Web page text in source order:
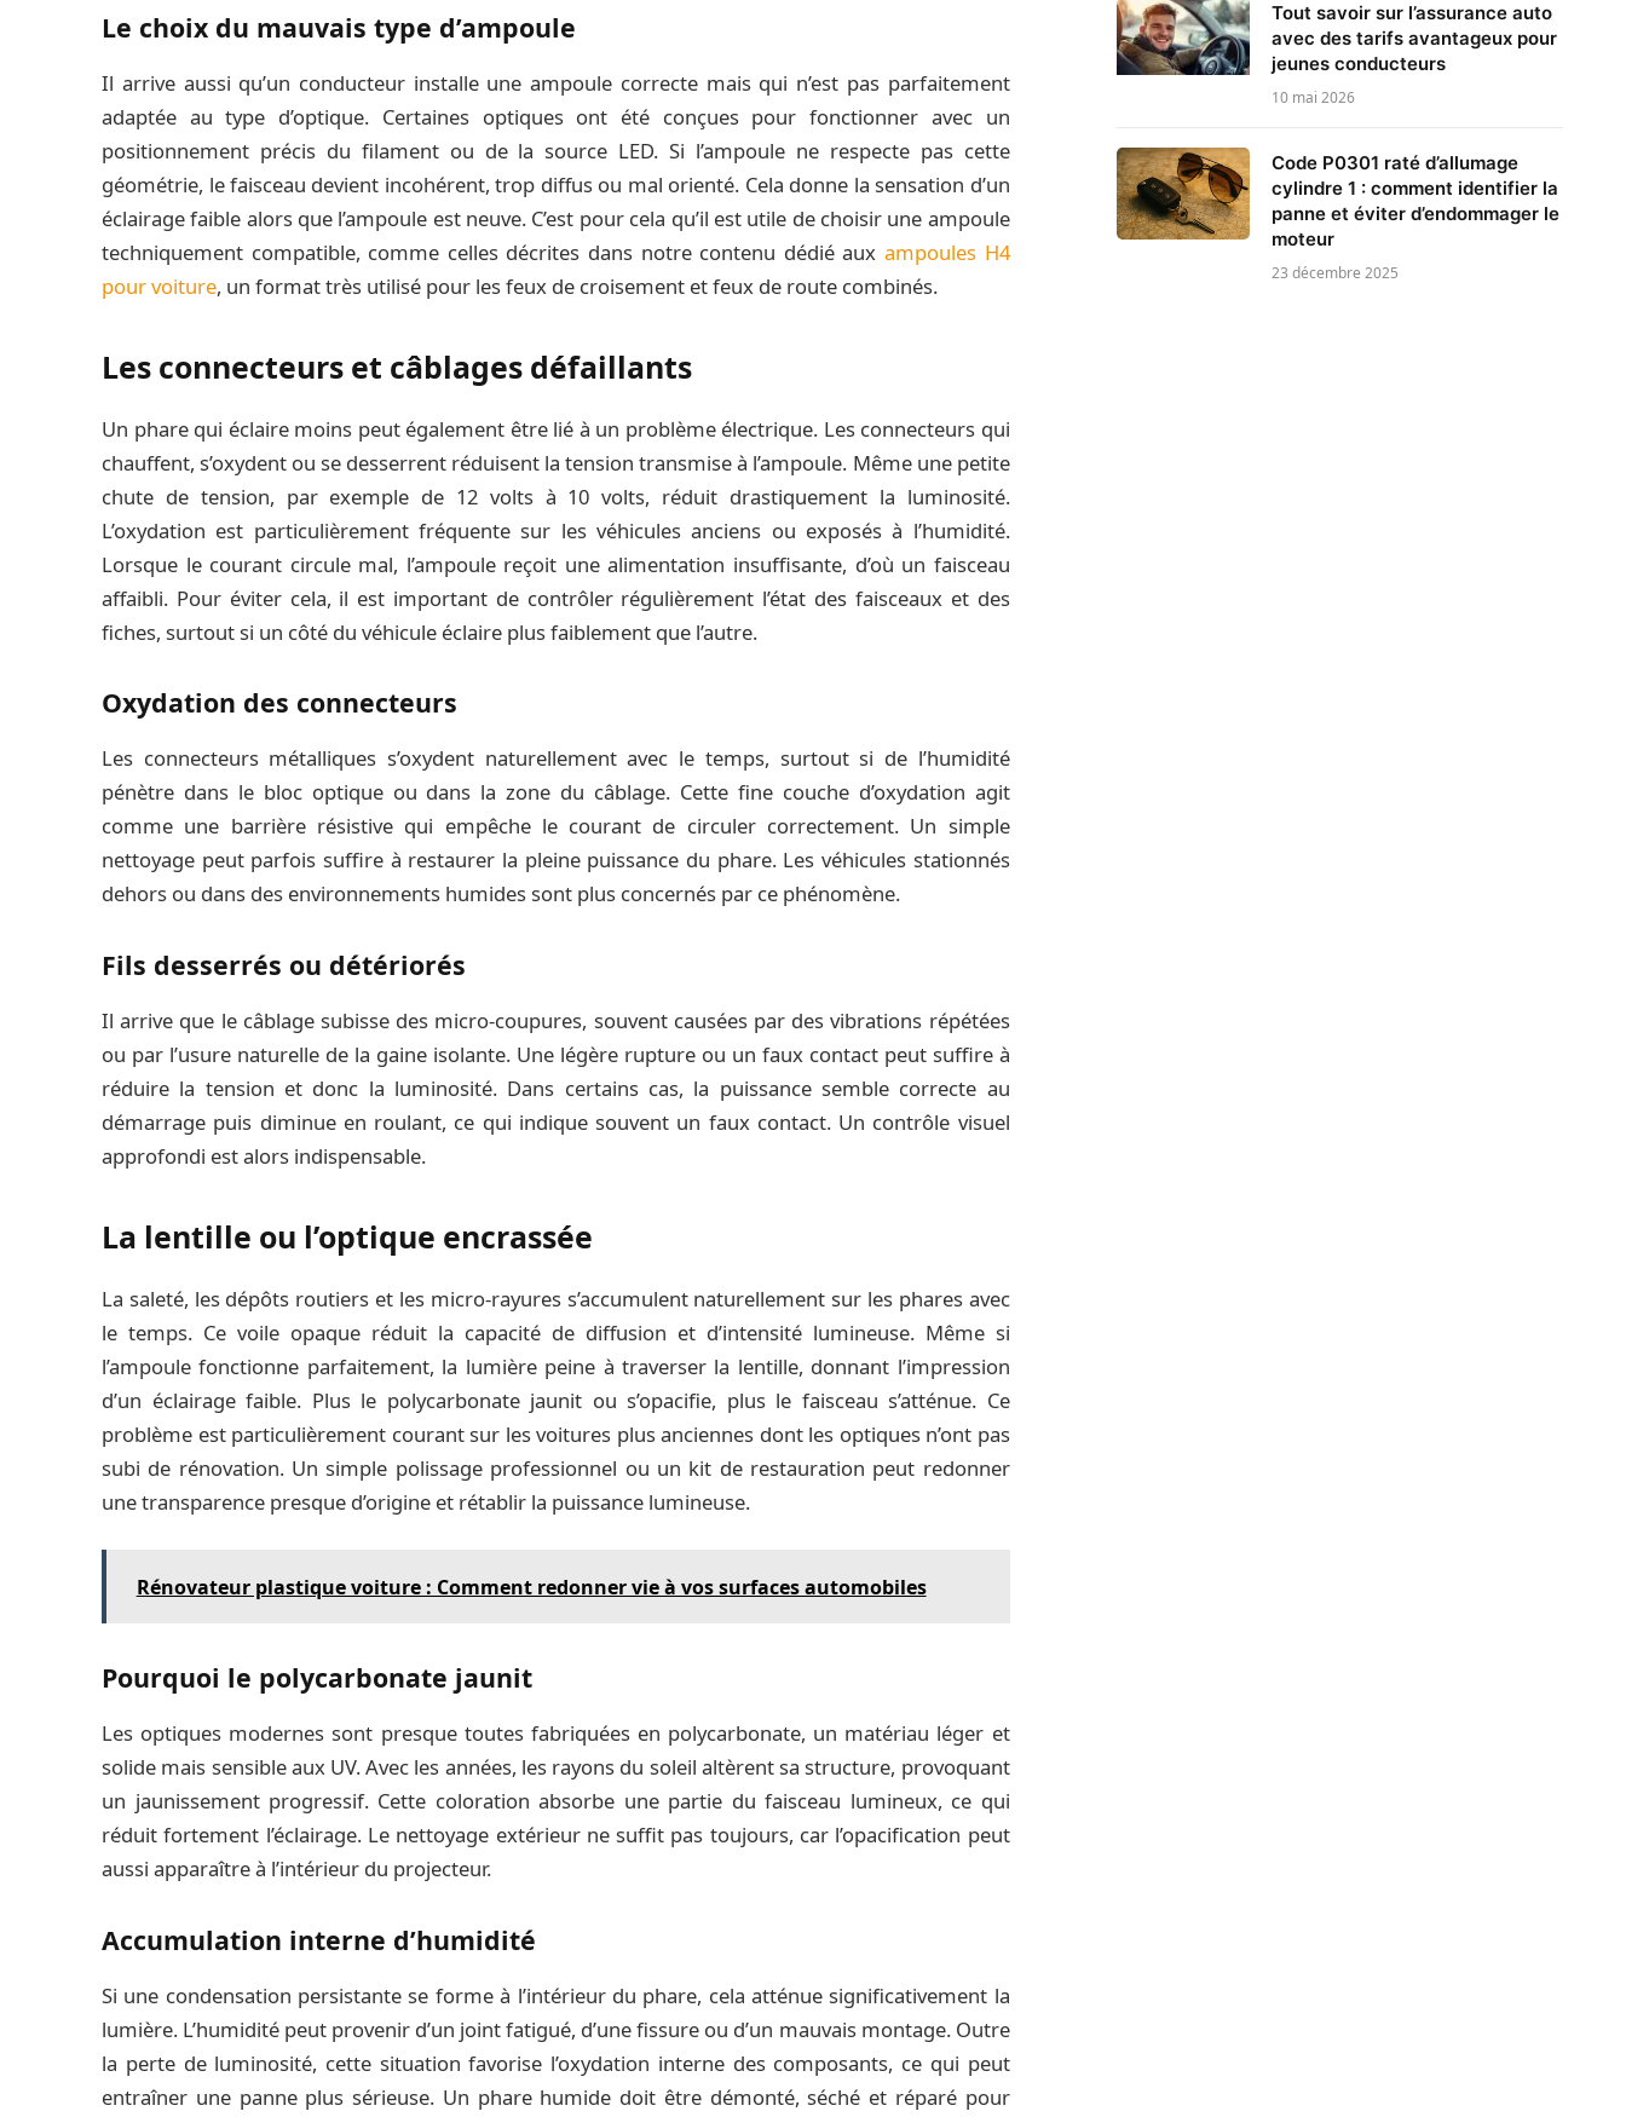
Le choix du mauvais type d’ampoule
Il arrive aussi qu’un conducteur installe une ampoule correcte mais qui n’est pas parfaitement
adaptée au type d’optique. Certaines optiques ont été conçues pour fonctionner avec un
positionnement précis du filament ou de la source LED. Si l’ampoule ne respecte pas cette
géométrie, le faisceau devient incohérent, trop diffus ou mal orienté. Cela donne la sensation d’un
éclairage faible alors que l’ampoule est neuve. C’est pour cela qu’il est utile de choisir une ampoule
techniquement compatible, comme celles décrites dans notre contenu dédié auxampoules H4
pour voiture, un format très utilisé pour les feux de croisement et feux de route combinés.
Les connecteurs et câblages défaillants
Un phare qui éclaire moins peut également être lié à un problème électrique. Les connecteurs qui
chauffent, s’oxydent ou se desserrent réduisent la tension transmise à l’ampoule. Même une petite
chute de tension, par exemple de 12 volts à 10 volts, réduit drastiquement la luminosité.
L’oxydation est particulièrement fréquente sur les véhicules anciens ou exposés à l’humidité.
Lorsque le courant circule mal, l’ampoule reçoit une alimentation insuffisante, d’où un faisceau
affaibli. Pour éviter cela, il est important de contrôler régulièrement l’état des faisceaux et des
fiches, surtout si un côté du véhicule éclaire plus faiblement que l’autre.
Oxydation des connecteurs
Les connecteurs métalliques s’oxydent naturellement avec le temps, surtout si de l’humidité
pénètre dans le bloc optique ou dans la zone du câblage. Cette fine couche d’oxydation agit
comme une barrière résistive qui empêche le courant de circuler correctement. Un simple
nettoyage peut parfois suffire à restaurer la pleine puissance du phare. Les véhicules stationnés
dehors ou dans des environnements humides sont plus concernés par ce phénomène.
Fils desserrés ou détériorés
Il arrive que le câblage subisse des micro-coupures, souvent causées par des vibrations répétées
ou par l’usure naturelle de la gaine isolante. Une légère rupture ou un faux contact peut suffire à
réduire la tension et donc la luminosité. Dans certains cas, la puissance semble correcte au
démarrage puis diminue en roulant, ce qui indique souvent un faux contact. Un contrôle visuel
approfondi est alors indispensable.
La lentille ou l’optique encrassée
La saleté, les dépôts routiers et les micro-rayures s’accumulent naturellement sur les phares avec
le temps. Ce voile opaque réduit la capacité de diffusion et d’intensité lumineuse. Même si
l’ampoule fonctionne parfaitement, la lumière peine à traverser la lentille, donnant l’impression
d’un éclairage faible. Plus le polycarbonate jaunit ou s’opacifie, plus le faisceau s’atténue. Ce
problème est particulièrement courant sur les voitures plus anciennes dont les optiques n’ont pas
subi de rénovation. Un simple polissage professionnel ou un kit de restauration peut redonner
une transparence presque d’origine et rétablir la puissance lumineuse.
Rénovateur plastique voiture : Comment redonner vie à vos surfaces automobiles
Pourquoi le polycarbonate jaunit
Les optiques modernes sont presque toutes fabriquées en polycarbonate, un matériau léger et
solide mais sensible aux UV. Avec les années, les rayons du soleil altèrent sa structure, provoquant
un jaunissement progressif. Cette coloration absorbe une partie du faisceau lumineux, ce qui
réduit fortement l’éclairage. Le nettoyage extérieur ne suffit pas toujours, car l’opacification peut
aussi apparaître à l’intérieur du projecteur.
Accumulation interne d’humidité
Si une condensation persistante se forme à l’intérieur du phare, cela atténue significativement la
lumière. L’humidité peut provenir d’un joint fatigué, d’une fissure ou d’un mauvais montage. Outre
la perte de luminosité, cette situation favorise l’oxydation interne des composants, ce qui peut
entraîner une panne plus sérieuse. Un phare humide doit être démonté, séché et réparé pour
Tout savoir sur l’assurance auto
avec des tarifs avantageux pour
jeunes conducteurs
10 mai 2026
Code P0301 raté d’allumage
cylindre 1 : comment identifier la
panne et éviter d’endommager le
moteur
23 décembre 2025